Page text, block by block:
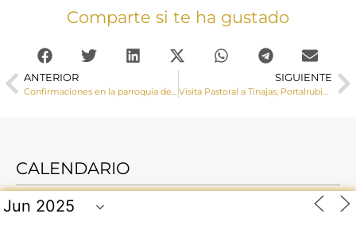
Comparte si te ha gustado
ANTERIOR
Confirmaciones en la parroquia de El Salvador (Cuenca)
SIGUIENTE
Visita Pastoral a Tinajas, Portalrubio de Guadamejud y Valdemoro del Rey
CALENDARIO